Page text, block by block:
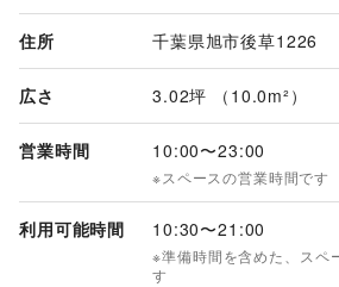
住所 千葉県旭市後草1226
広さ 3.02坪 （10.0m²）
営業時間 10:00〜23:00
※スペースの営業時間です
利用可能時間 10:30〜21:00
※準備時間を含めた、スペ
す